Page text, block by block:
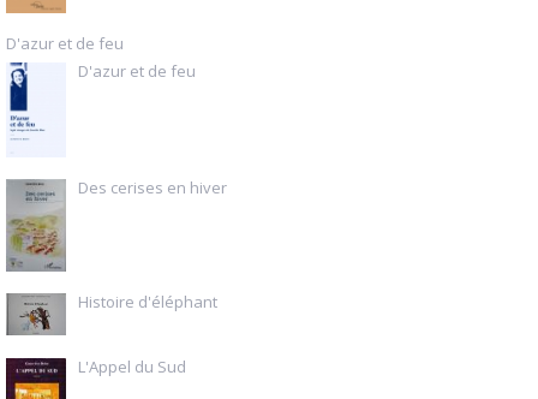
D'azur et de feu
D'azur et de feu
Des cerises en hiver
Histoire d'éléphant
L'Appel du Sud